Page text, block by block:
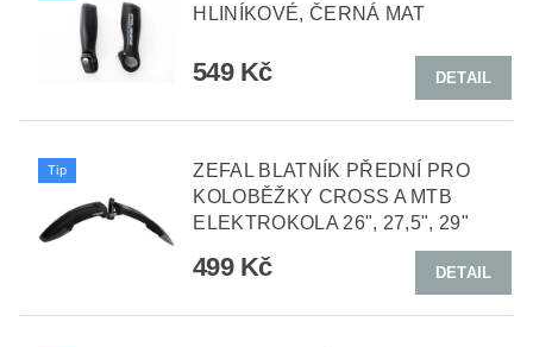
HLINÍKOVÉ, ČERNÁ MAT
549 Kč DETAIL
Tip
ZEFAL BLATNÍK PŘEDNÍ PRO
KOLOBĚŽKY CROSS A MTB
ELEKTROKOLA 26", 27,5", 29"
499 Kč DETAIL